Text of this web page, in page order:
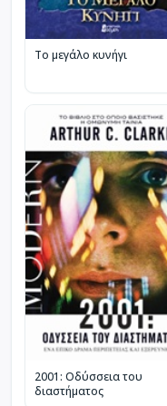
Το μεγάλο κυνήγι
2001: Οδύσσεια του
διαστήματος